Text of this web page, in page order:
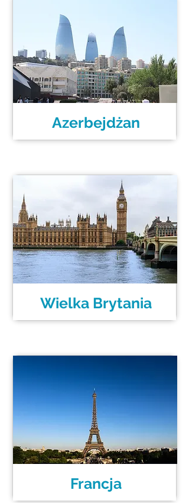
Azerbejdżan
Wielka Brytania
Francja